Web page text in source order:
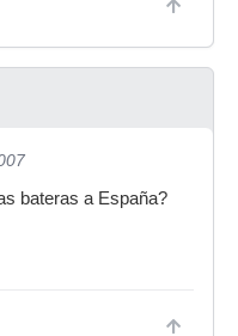
bateras a España?